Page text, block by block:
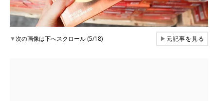
▼次の画像は下へスクロール (5/18) ▶元記事を見る